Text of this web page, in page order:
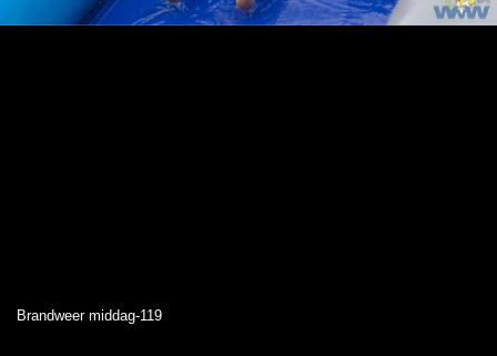
Brandweer middag-119